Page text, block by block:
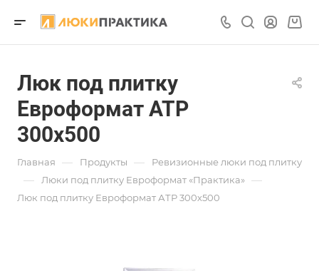
Люк под плитку
Евроформат АТР
300х500
Главная — Продукты — Ревизионные люки под плитку
— Люки под плитку Евроформат «Практика» —
Люк под плитку Евроформат АТР 300х500